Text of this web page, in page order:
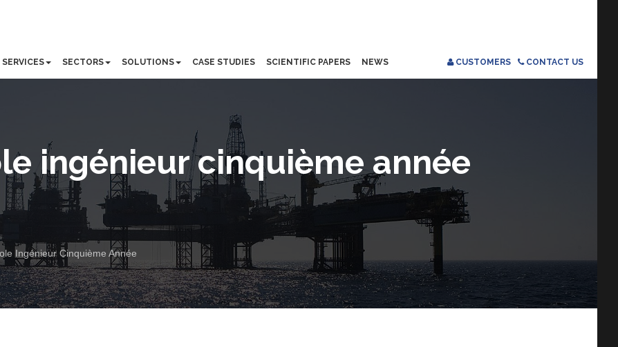
SERVICES SECTORS SOLUTIONS CASE STUDIES SCIENTIFIC PAPERS NEWS CONTACT US
CUSTOMERS
ingénieur cinquième année
Ingénieur Cinquième Année